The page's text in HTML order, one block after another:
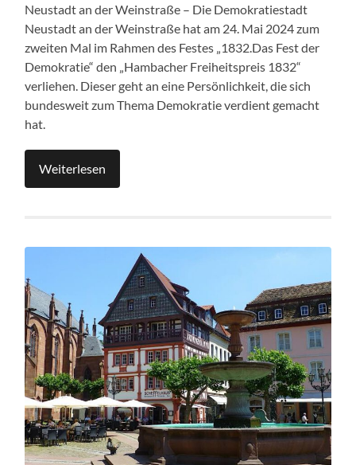
Neustadt an der Weinstraße – Die Demokratiestadt
Neustadt an der Weinstraße hat am 24. Mai 2024 zum
zweiten Mal im Rahmen des Festes „1832.Das Fest der
Demokratie“ den „Hambacher Freiheitspreis 1832“
verliehen. Dieser geht an eine Persönlichkeit, die sich
bundesweit zum Thema Demokratie verdient gemacht
hat.
Weiterlesen